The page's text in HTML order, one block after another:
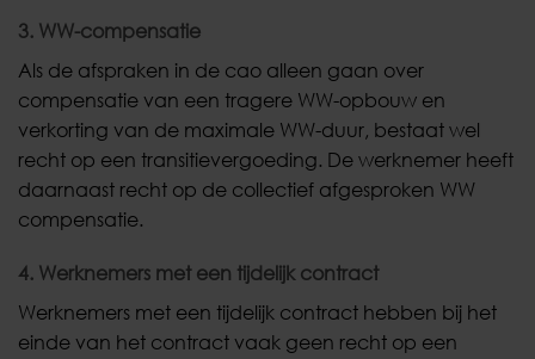
3. WW-compensatie
Als de afspraken in de cao alleen gaan over
compensatie van een tragere WW-opbouw en
verkorting van de maximale WW-duur, bestaat wel
recht op een transitievergoeding. De werknemer heeft
daarnaast recht op de collectief afgesproken WW
compensatie.
4. Werknemers met een tijdelijk contract
Werknemers met een tijdelijk contract hebben bij het
einde van het contract vaak geen recht op een